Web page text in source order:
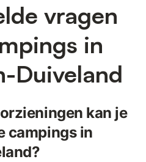
vragen
in
Duiveland
kan je
campings in